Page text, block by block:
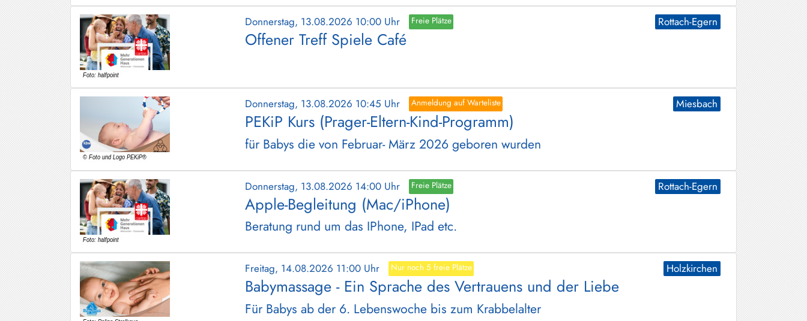
Donnerstag, 13.08.2026 10:00 Uhr Freie Plätze Rottach-Egern
Offener Treff Spiele Café
Donnerstag, 13.08.2026 10:45 Uhr Anmeldung auf Warteliste Miesbach
PEKiP Kurs (Prager-Eltern-Kind-Programm)
für Babys die von Februar- März 2026 geboren wurden
Donnerstag, 13.08.2026 14:00 Uhr Freie Plätze Rottach-Egern
Apple-Begleitung (Mac/iPhone)
Beratung rund um das IPhone, IPad etc.
Freitag, 14.08.2026 11:00 Uhr Nur noch 5 freie Plätze Holzkirchen
Babymassage - Ein Sprache des Vertrauens und der Liebe
Für Babys ab der 6. Lebenswoche bis zum Krabbelalter